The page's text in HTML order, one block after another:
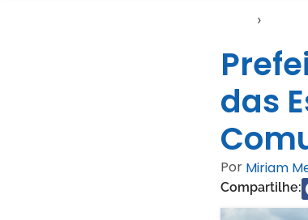
›
das
Por Miriam
Compartilhe: